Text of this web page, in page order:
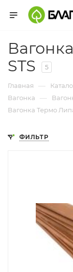
STS
5
Главная —
Вагонка —
Вагонка Термо
ФИЛЬТР